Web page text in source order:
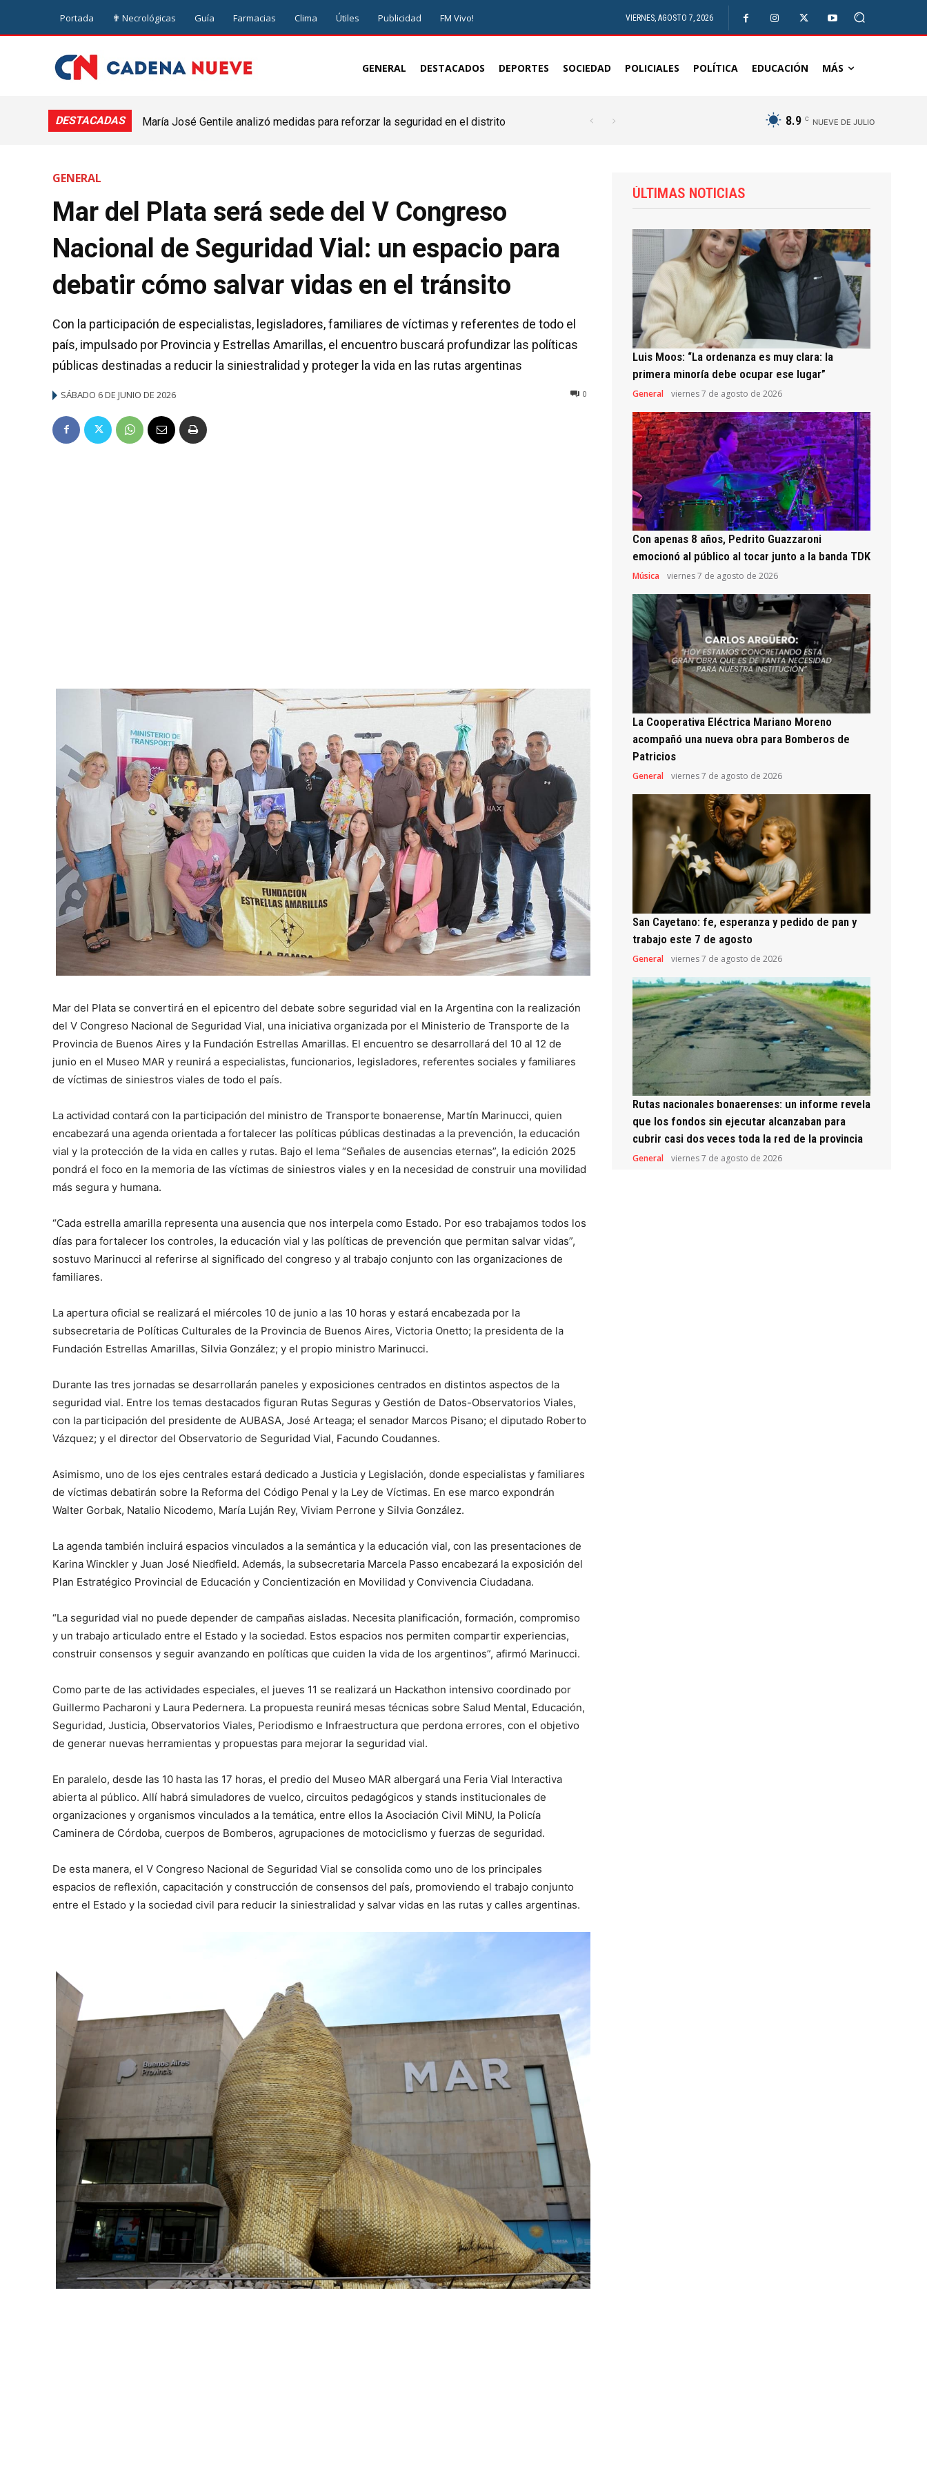
Portada ✟ Necrológicas Guía Farmacias Clima Útiles Publicidad FM Vivo! VIERNES, AGOSTO 7, 2026
GENERAL DESTACADOS DEPORTES SOCIEDAD POLICIALES POLÍTICA EDUCACIÓN MÁS
DESTACADAS
María José Gentile analizó medidas para reforzar la seguridad en el distrito
Vivienda y Urbanismo avanza con un plan integral para ordenar el crecimiento de
8.9 C NUEVE DE JULIO
GENERAL
Mar del Plata será sede del V Congreso
Nacional de Seguridad Vial: un espacio para
debatir cómo salvar vidas en el tránsito
Con la participación de especialistas, legisladores, familiares de víctimas y referentes de todo el
país, impulsado por Provincia y Estrellas Amarillas, el encuentro buscará profundizar las políticas
públicas destinadas a reducir la siniestralidad y proteger la vida en las rutas argentinas
SÁBADO 6 DE JUNIO DE 2026 0
Mar del Plata se convertirá en el epicentro del debate sobre seguridad vial en la Argentina con la realización
del V Congreso Nacional de Seguridad Vial, una iniciativa organizada por el Ministerio de Transporte de la
Provincia de Buenos Aires y la Fundación Estrellas Amarillas. El encuentro se desarrollará del 10 al 12 de
junio en el Museo MAR y reunirá a especialistas, funcionarios, legisladores, referentes sociales y familiares
de víctimas de siniestros viales de todo el país.
La actividad contará con la participación del ministro de Transporte bonaerense, Martín Marinucci, quien
encabezará una agenda orientada a fortalecer las políticas públicas destinadas a la prevención, la educación
vial y la protección de la vida en calles y rutas. Bajo el lema “Señales de ausencias eternas”, la edición 2025
pondrá el foco en la memoria de las víctimas de siniestros viales y en la necesidad de construir una movilidad
más segura y humana.
“Cada estrella amarilla representa una ausencia que nos interpela como Estado. Por eso trabajamos todos los
días para fortalecer los controles, la educación vial y las políticas de prevención que permitan salvar vidas”,
sostuvo Marinucci al referirse al significado del congreso y al trabajo conjunto con las organizaciones de
familiares.
La apertura oficial se realizará el miércoles 10 de junio a las 10 horas y estará encabezada por la
subsecretaria de Políticas Culturales de la Provincia de Buenos Aires, Victoria Onetto; la presidenta de la
Fundación Estrellas Amarillas, Silvia González; y el propio ministro Marinucci.
Durante las tres jornadas se desarrollarán paneles y exposiciones centrados en distintos aspectos de la
seguridad vial. Entre los temas destacados figuran Rutas Seguras y Gestión de Datos-Observatorios Viales,
con la participación del presidente de AUBASA, José Arteaga; el senador Marcos Pisano; el diputado Roberto
Vázquez; y el director del Observatorio de Seguridad Vial, Facundo Coudannes.
Asimismo, uno de los ejes centrales estará dedicado a Justicia y Legislación, donde especialistas y familiares
de víctimas debatirán sobre la Reforma del Código Penal y la Ley de Víctimas. En ese marco expondrán
Walter Gorbak, Natalio Nicodemo, María Luján Rey, Viviam Perrone y Silvia González.
La agenda también incluirá espacios vinculados a la semántica y la educación vial, con las presentaciones de
Karina Winckler y Juan José Niedfield. Además, la subsecretaria Marcela Passo encabezará la exposición del
Plan Estratégico Provincial de Educación y Concientización en Movilidad y Convivencia Ciudadana.
“La seguridad vial no puede depender de campañas aisladas. Necesita planificación, formación, compromiso
y un trabajo articulado entre el Estado y la sociedad. Estos espacios nos permiten compartir experiencias,
construir consensos y seguir avanzando en políticas que cuiden la vida de los argentinos”, afirmó Marinucci.
Como parte de las actividades especiales, el jueves 11 se realizará un Hackathon intensivo coordinado por
Guillermo Pacharoni y Laura Pedernera. La propuesta reunirá mesas técnicas sobre Salud Mental, Educación,
Seguridad, Justicia, Observatorios Viales, Periodismo e Infraestructura que perdona errores, con el objetivo
de generar nuevas herramientas y propuestas para mejorar la seguridad vial.
En paralelo, desde las 10 hasta las 17 horas, el predio del Museo MAR albergará una Feria Vial Interactiva
abierta al público. Allí habrá simuladores de vuelco, circuitos pedagógicos y stands institucionales de
organizaciones y organismos vinculados a la temática, entre ellos la Asociación Civil MiNU, la Policía
Caminera de Córdoba, cuerpos de Bomberos, agrupaciones de motociclismo y fuerzas de seguridad.
De esta manera, el V Congreso Nacional de Seguridad Vial se consolida como uno de los principales
espacios de reflexión, capacitación y construcción de consensos del país, promoviendo el trabajo conjunto
entre el Estado y la sociedad civil para reducir la siniestralidad y salvar vidas en las rutas y calles argentinas.
ÚLTIMAS NOTICIAS
Luis Moos: “La ordenanza es muy clara: la
primera minoría debe ocupar ese lugar”
General viernes 7 de agosto de 2026
Con apenas 8 años, Pedrito Guazzaroni
emocionó al público al tocar junto a la banda TDK
Música viernes 7 de agosto de 2026
La Cooperativa Eléctrica Mariano Moreno
acompañó una nueva obra para Bomberos de
Patricios
General viernes 7 de agosto de 2026
San Cayetano: fe, esperanza y pedido de pan y
trabajo este 7 de agosto
General viernes 7 de agosto de 2026
Rutas nacionales bonaerenses: un informe revela
que los fondos sin ejecutar alcanzaban para
cubrir casi dos veces toda la red de la provincia
General viernes 7 de agosto de 2026